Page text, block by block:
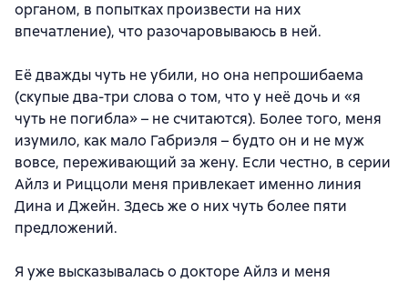
органом, в попытках произвести на них
впечатление), что разочаровываюсь в ней.
Её дважды чуть не убили, но она непрошибаема
(скупые два-три слова о том, что у неё дочь и «я
чуть не погибла» – не считаются). Более того, меня
изумило, как мало Габриэля – будто он и не муж
вовсе, переживающий за жену. Если честно, в серии
Айлз и Риццоли меня привлекает именно линия
Дина и Джейн. Здесь же о них чуть более пяти
предложений.
Я уже высказывалась о докторе Айлз и меня